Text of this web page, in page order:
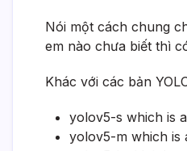
Nói một cách chung
em nào chưa biết thì
Khác với các bản
yolov5-s which is
yolov5-m which is